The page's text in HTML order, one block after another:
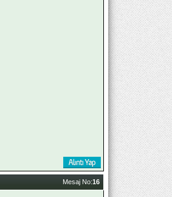
Mesaj No:16